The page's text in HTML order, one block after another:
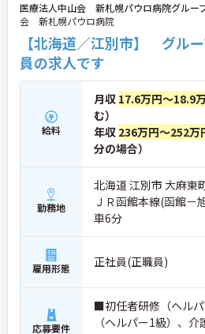
医療法人中山会 新札幌パウロ病院グルー
会 新札幌パウロ病院
【北海道／江別市】 グル
員の求人です
給料
月収 17.6万円～18.9
む）
年収 236万円～252万
分の場合）
勤務地
北海道 江別市 大麻東
ＪＲ函館本線(函館－
車6分
雇用形態 正社員(正職員)
応募要件
■初任者研修（ヘル
（ヘルパー1級）、